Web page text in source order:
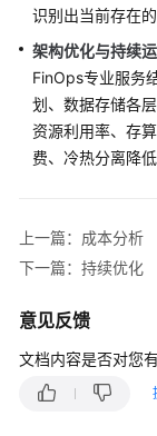
计
采
用
实
施
治
理
概
述
精
识别出当前存在
架构优化与持续
FinOps专业服务
划、数据存储各
资源利用率、存
费、冷热分离降
上一篇：成本分析
下一篇：持续优化
意见反馈
文档内容是否对您